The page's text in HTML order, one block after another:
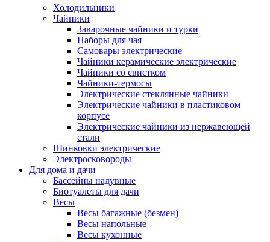
Холодильники
Чайники
Заварочные чайники и турки
Наборы для чая
Самовары электрические
Чайники керамические электрические
Чайники со свистком
Чайники-термосы
Электрические стеклянные чайники
Электрические чайники в пластиковом
корпусе
Электрические чайники из нержавеющей
стали
Шинковки электрические
Электросковороды
Для дома и дачи
Бассейны надувные
Биотуалеты для дачи
Весы
Весы багажные (безмен)
Весы напольные
Весы кухонные